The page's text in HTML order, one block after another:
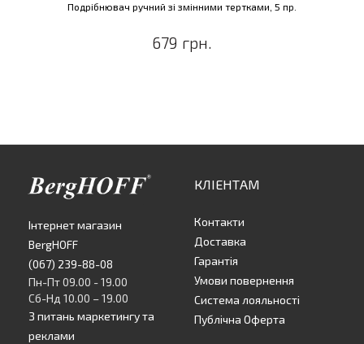
Подрібнювач ручний зі змінними тертками, 5 пр.
679 грн.
Інтернет магазин
BergHOFF
(067) 239-88-08
Пн-Пт 09.00 - 19.00
Сб-Нд 10.00 – 19.00
З питань маркетингу та
реклами
КЛІЕНТАМ
Контакти
Доставка
Гарантія
Умови повернення
Система лояльності
Публічна Оферта